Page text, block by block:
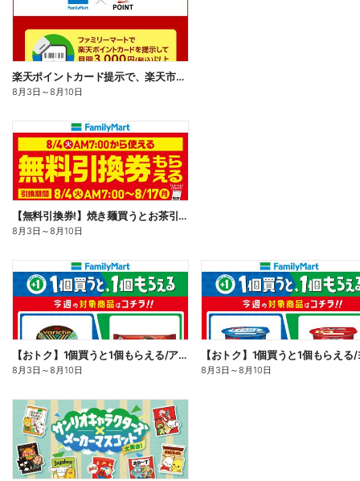
楽天ポイントカード提示で、楽天市場でのお買い物がおトクに!
8月3日 ～8月10日
【無料引換券!】焼き麺買うとお茶引換券貰える!
8月3日 ～8月10日
【おトク】1個買うと1個もらえる/アイス
8月3日 ～8月10日 8月3日 ～8月10日